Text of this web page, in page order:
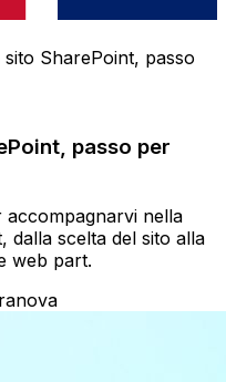
SharePoint, passo
passo per
accompagnarvi nella
dalla scelta del sito alla
web part.